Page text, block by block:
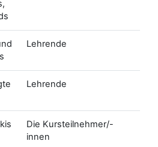
Lehrende
Lehrende
Die Kursteilnehmer/-
innen